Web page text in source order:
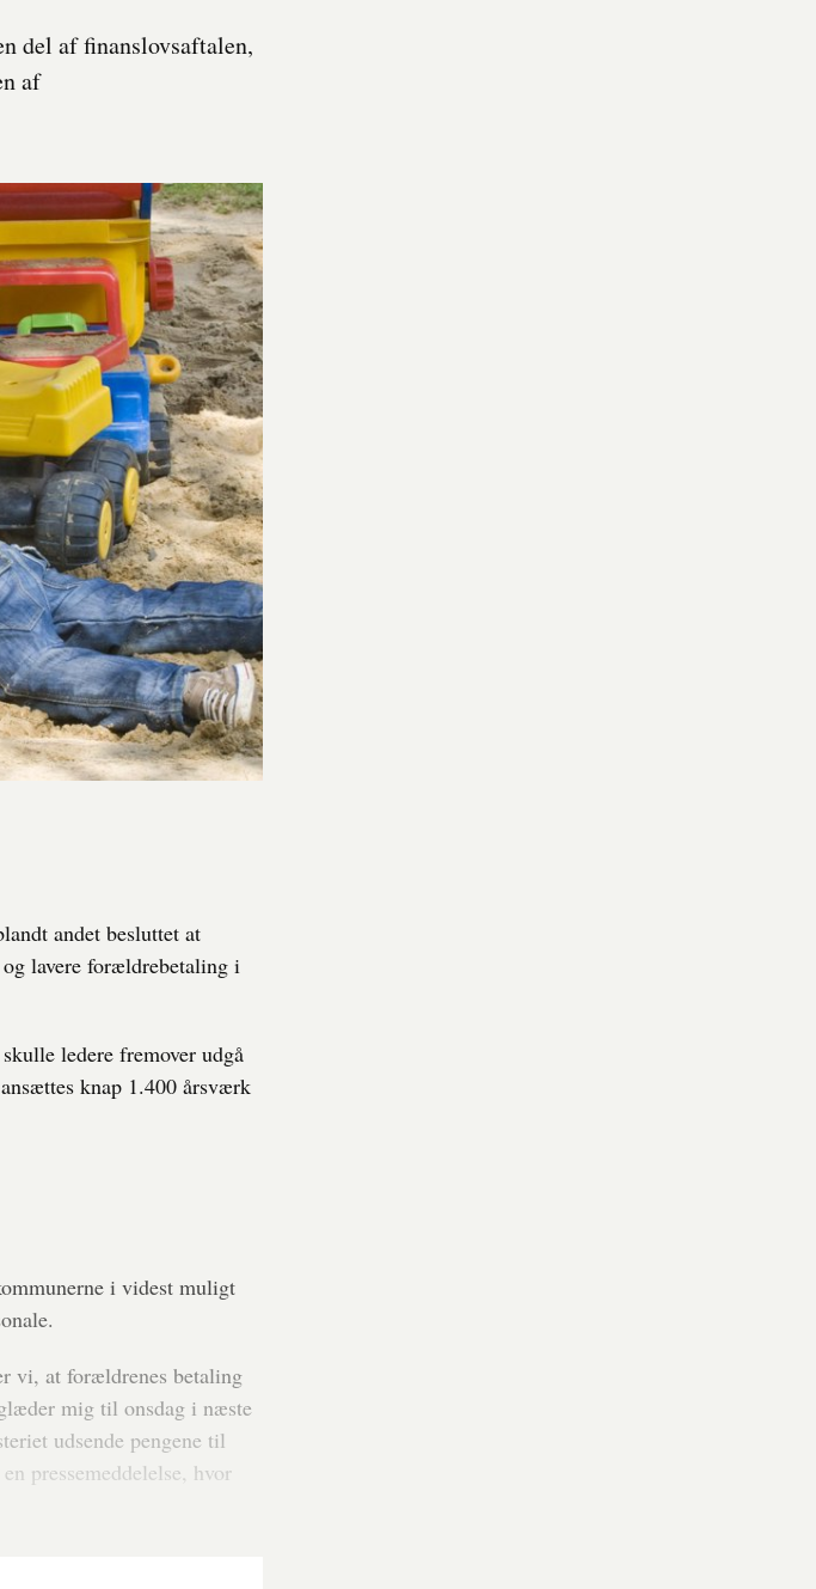
del af finanslovsaftalen,
af
andet besluttet at
lavere forældrebetaling i
ledere fremover udgå
knap 1.400 årsværk
i videst muligt
vi, at forældrenes betaling
mig til onsdag i næste
udsende pengene til
pressemeddelelse, hvor